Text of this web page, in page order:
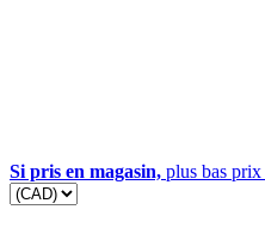
Si pris en magasin, plus bas